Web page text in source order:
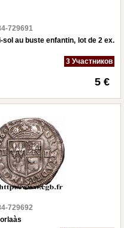
729691
sol au buste enfantin, lot de 2 ex.
3 Участников
5 €
729692